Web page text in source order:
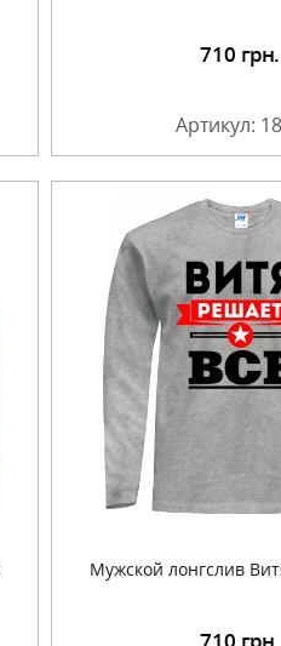
710 грн.
Артикул:
Мужской лонгслив
710 грн.